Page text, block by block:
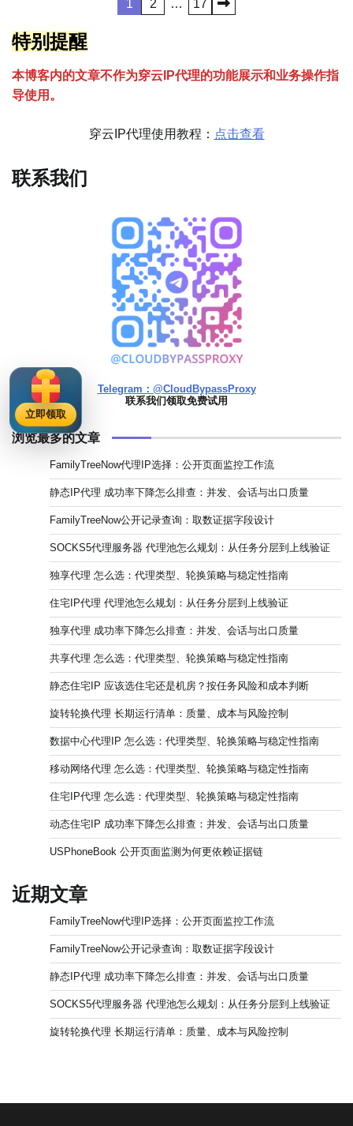
章
分
页
1 2 … 17
特别提醒
本博客内的文章不作为穿云 P代理的功能展示和业务操作指
导使用。
穿云IP代理使用教程： 点击查看
联系我们
Telegram：@CloudBypassProxy
联系我们领取免费试用
浏览最多的文章
FamilyTreeNow代理IP选择：公开页面监控工作流
静态IP代理 成功率下降怎么排查：并发、会话与出口质量
FamilyTreeNow公开记录查询：取数证据字段设计
SOCKS5代理服务器 代理池怎么规划：从任务分层到上线验证
独享代理 怎么选：代理类型、轮换策略与稳定性指南
住宅IP代理 代理池怎么规划：从任务分层到上线验证
独享代理 成功率下降怎么排查：并发、会话与出口质量
共享代理 怎么选：代理类型、轮换策略与稳定性指南
静态住宅IP 应该选住宅还是机房？按任务风险和成本判断
旋转轮换代理 长期运行清单：质量、成本与风险控制
数据中心代理IP 怎么选：代理类型、轮换策略与稳定性指南
移动网络代理 怎么选：代理类型、轮换策略与稳定性指南
住宅IP代理 怎么选：代理类型、轮换策略与稳定性指南
动态住宅IP 成功率下降怎么排查：并发、会话与出口质量
USPhoneBook 公开页面监测为何更依赖证据链
近期文章
FamilyTreeNow代理IP选择：公开页面监控工作流
FamilyTreeNow公开记录查询：取数证据字段设计
静态IP代理 成功率下降怎么排查：并发、会话与出口质量
SOCKS5代理服务器 代理池怎么规划：从任务分层到上线验证
旋转轮换代理 长期运行清单：质量、成本与风险控制
立即领取